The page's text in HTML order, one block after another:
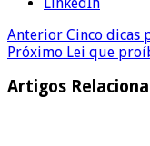
Anterior Cinco dicas
Próximo Lei que
Artigos